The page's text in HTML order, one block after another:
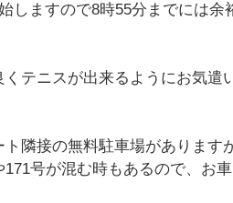
しますので8時55分までには余
テニスが出来るようにお気遣
隣接の無料駐車場があります
171号が混む時もあるので、お